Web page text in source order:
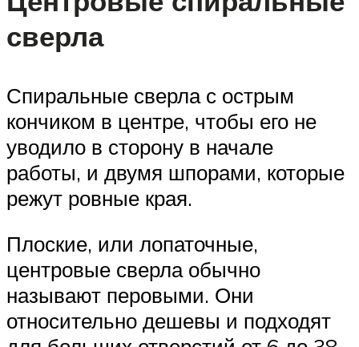
сверла
Спиральные сверла с острым
кончиком в центре, чтобы его не
уводило в сторону в начале
работы, и двумя шпорами, которые
режут ровные края.
Плоские, или лопаточные,
центровые сверла обычно
называют перовыми. Они
относительно дешевы и подходят